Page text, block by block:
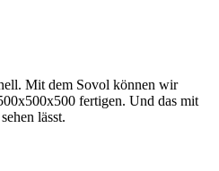
Mit dem Sovol können wir
fertigen. Und das mit
lässt.